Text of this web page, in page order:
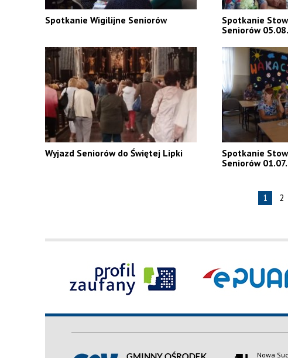
Spotkanie Wigilijne Seniorów
Spotkanie
Seniorów
Wyjazd Seniorów do Świętej Lipki
Spotkanie
Seniorów
1 2
Nowa